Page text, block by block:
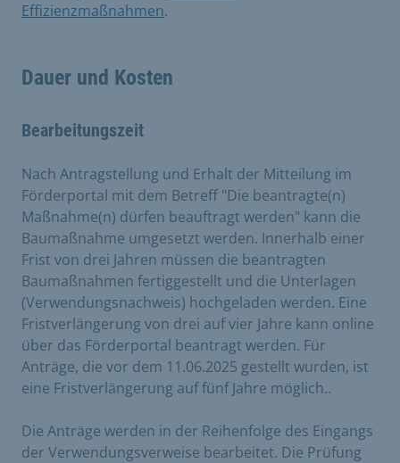
Effizienzmaßnahmen.
Dauer und Kosten
Bearbeitungszeit
Nach Antragstellung und Erhalt der Mitteilung im
Förderportal mit dem Betreff "Die beantragte(n)
Maßnahme(n) dürfen beauftragt werden" kann die
Baumaßnahme umgesetzt werden. Innerhalb einer
Frist von drei Jahren müssen die beantragten
Baumaßnahmen fertiggestellt und die Unterlagen
(Verwendungsnachweis) hochgeladen werden. Eine
Fristverlängerung von drei auf vier Jahre kann online
über das Förderportal beantragt werden. Für
Anträge, die vor dem 11.06.2025 gestellt wurden, ist
eine Fristverlängerung auf fünf Jahre möglich..
Die Anträge werden in der Reihenfolge des Eingangs
der Verwendungsverweise bearbeitet. Die Prüfung